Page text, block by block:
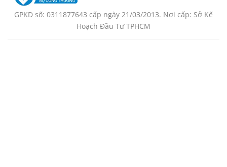
GPKD số: 0311877643 cấp ngày 21/03/2013. Nơi cấp: Sở Kế
Hoạch Đầu Tư TPHCM